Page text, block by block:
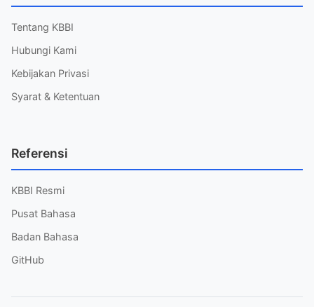
Tentang KBBI
Hubungi Kami
Kebijakan Privasi
Syarat & Ketentuan
Referensi
KBBI Resmi
Pusat Bahasa
Badan Bahasa
GitHub